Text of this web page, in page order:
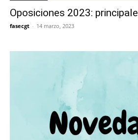
Oposiciones 2023:
fasecgt - 14 marzo, 2023